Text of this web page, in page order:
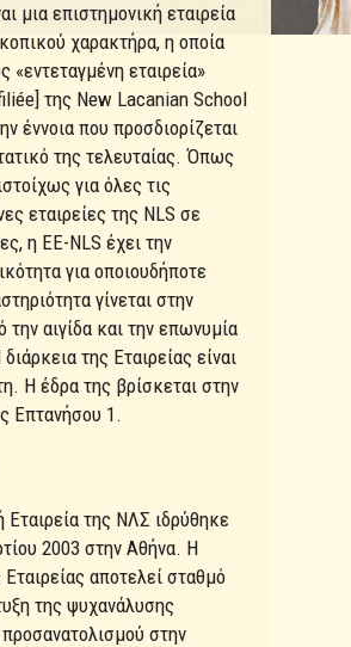
μια επιστημονική εταιρεία
χαρακτήρα, η οποία
«εντεταγμένη εταιρεία»
της New Lacanian School
έννοια που προσδιορίζεται
της τελευταίας. Όπως
για όλες τις
εταιρείες της NLS σε
η ΕΕ-NLS έχει την
για οποιουδήποτε
γίνεται στην
την αιγίδα και την επωνυμία
της Εταιρείας είναι
Η έδρα της βρίσκεται στην
Επτανήσου 1.
Εταιρεία της ΝΛΣ ιδρύθηκε
2003 στην Αθήνα. Η
Εταιρείας αποτελεί σταθμό
της ψυχανάλυσης
στην